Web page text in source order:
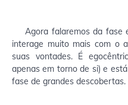
Agora falaremos da fase
interage muito mais com o
suas vontades. É
apenas em torno de si) e
fase de grandes descobertas.